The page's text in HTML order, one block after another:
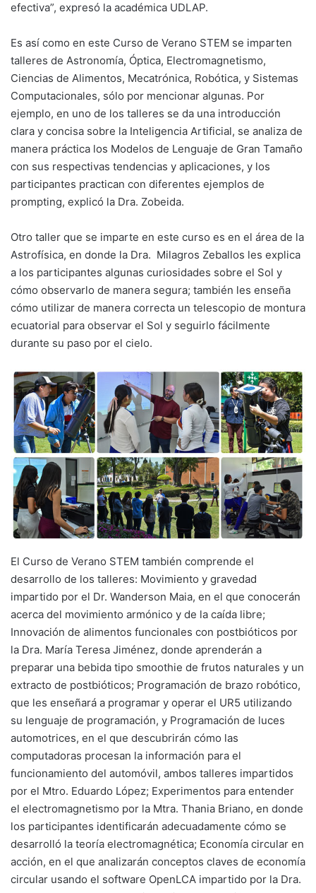
efectiva”, expresó la académica UDLAP.
Es así como en este Curso de Verano STEM se imparten
talleres de Astronomía, Óptica, Electromagnetismo,
Ciencias de Alimentos, Mecatrónica, Robótica, y Sistemas
Computacionales, sólo por mencionar algunas. Por
ejemplo, en uno de los talleres se da una introducción
clara y concisa sobre la Inteligencia Artificial, se analiza de
manera práctica los Modelos de Lenguaje de Gran Tamaño
con sus respectivas tendencias y aplicaciones, y los
participantes practican con diferentes ejemplos de
prompting, explicó la Dra. Zobeida.
Otro taller que se imparte en este curso es en el área de la
Astrofísica, en donde la Dra. Milagros Zeballos les explica
a los participantes algunas curiosidades sobre el Sol y
cómo observarlo de manera segura; también les enseña
cómo utilizar de manera correcta un telescopio de montura
ecuatorial para observar el Sol y seguirlo fácilmente
durante su paso por el cielo.
El Curso de Verano STEM también comprende el
desarrollo de los talleres: Movimiento y gravedad
impartido por el Dr. Wanderson Maia, en el que conocerán
acerca del movimiento armónico y de la caída libre;
Innovación de alimentos funcionales con postbióticos por
la Dra. María Teresa Jiménez, donde aprenderán a
preparar una bebida tipo smoothie de frutos naturales y un
extracto de postbióticos; Programación de brazo robótico,
que les enseñará a programar y operar el UR5 utilizando
su lenguaje de programación, y Programación de luces
automotrices, en el que descubrirán cómo las
computadoras procesan la información para el
funcionamiento del automóvil, ambos talleres impartidos
por el Mtro. Eduardo López; Experimentos para entender
el electromagnetismo por la Mtra. Thania Briano, en donde
los participantes identificarán adecuadamente cómo se
desarrolló la teoría electromagnética; Economía circular en
acción, en el que analizarán conceptos claves de economía
circular usando el software OpenLCA impartido por la Dra.